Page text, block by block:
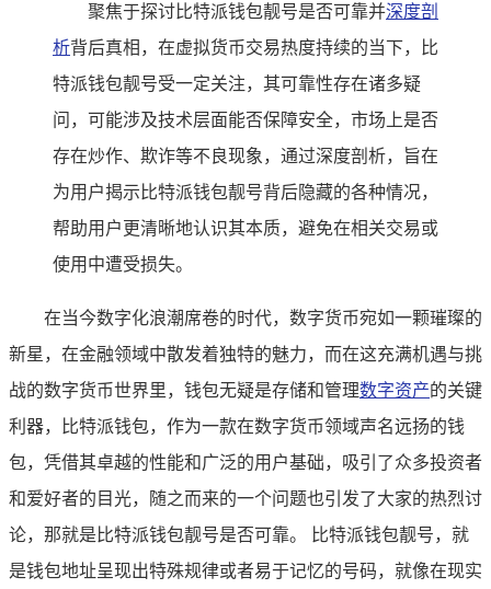
聚焦于探讨比特派钱包靓号是否可靠并深度剖
析背后真相，在虚拟货币交易热度持续的当下，比
特派钱包靓号受一定关注，其可靠性存在诸多疑
问，可能涉及技术层面能否保障安全，市场上是否
存在炒作、欺诈等不良现象，通过深度剖析，旨在
为用户揭示比特派钱包靓号背后隐藏的各种情况，
帮助用户更清晰地认识其本质，避免在相关交易或
使用中遭受损失。
在当今数字化浪潮席卷的时代，数字货币宛如一颗璀璨的
新星，在金融领域中散发着独特的魅力，而在这充满机遇与挑
战的数字货币世界里，钱包无疑是存储和管理数字资产的关键
利器，比特派钱包，作为一款在数字货币领域声名远扬的钱
包，凭借其卓越的性能和广泛的用户基础，吸引了众多投资者
和爱好者的目光，随之而来的一个问题也引发了大家的热烈讨
论，那就是比特派钱包靓号是否可靠。 比特派钱包靓号，就
是钱包地址呈现出特殊规律或者易于记忆的号码，就像在现实